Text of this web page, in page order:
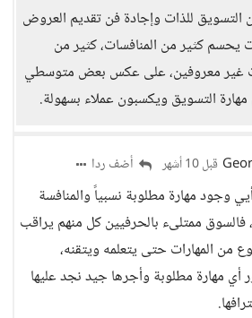
التسويق للذات وإجادة فن تقديم العروض
يحسم كثير من المنافسات، كثير من
غير معروفين، على عكس بعض متوسطي
التسويق ويكسبون عملاء بسهولة.
قبل 10 أشهر أضف ردا
وجود مهارة مطلوبة نسبياً والمنافسة
فالسوق ممتلىء بالحرفيين كل منهم يراقب
من المهارات حتى يتعلمه ويتقنه،
أي مهارة مطلوبة وأجرها جيد نجد عليها